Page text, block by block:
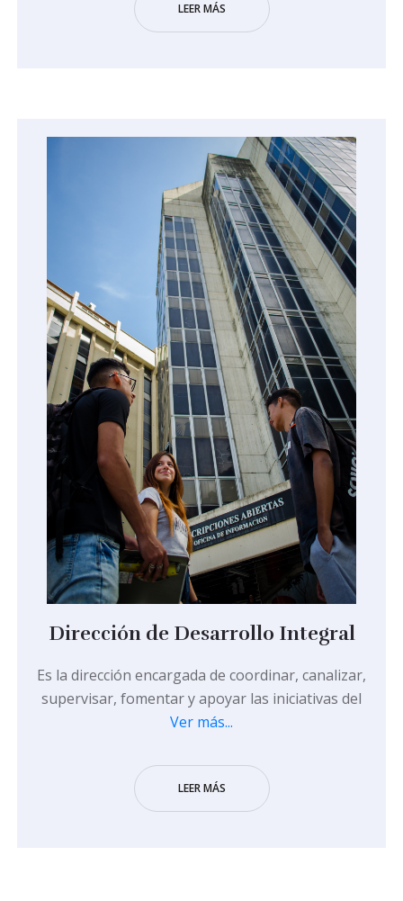
LEER MÁS
Dirección de Desarrollo Integral
Es la dirección encargada de coordinar, canalizar,
supervisar, fomentar y apoyar las iniciativas del
Ver más...
LEER MÁS